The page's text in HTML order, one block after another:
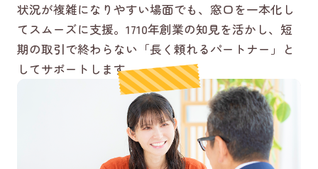
状況が複雑になりやすい場面でも、窓口を一本化し
てスムーズに支援。1710年創業の知見を活かし、短
期の取引で終わらない「長く頼れるパートナー」と
してサポートします。